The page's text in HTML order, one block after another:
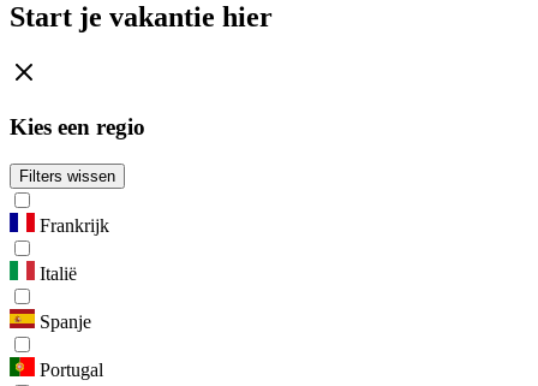
Start je vakantie hier
Kies een regio
Filters wissen
Frankrijk
Italië
Spanje
Portugal